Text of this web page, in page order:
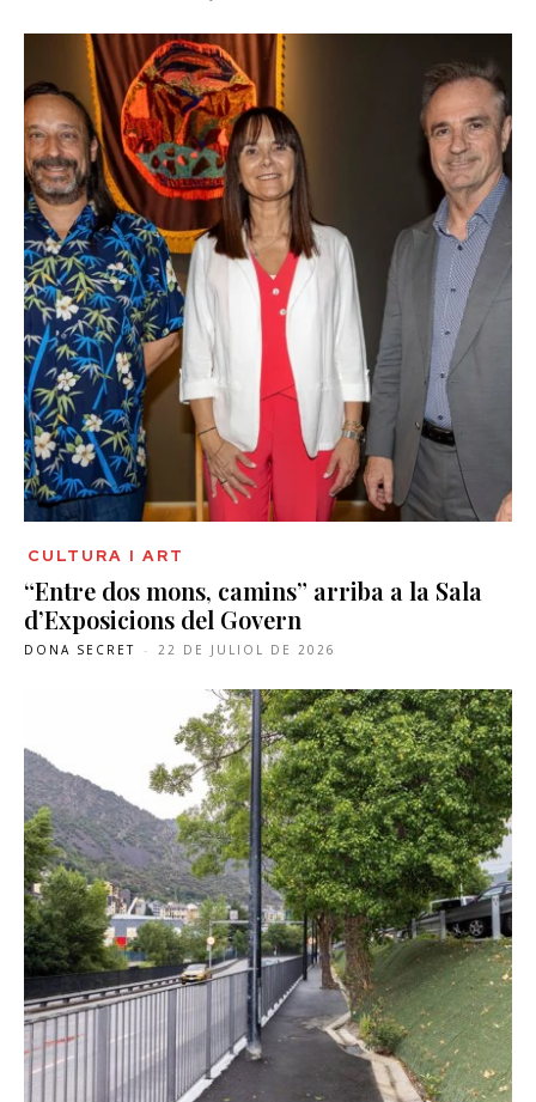
CULTURA I ART
“Entre dos mons, camins” arriba a la Sala
d’Exposicions del Govern
DONA SECRET - 22 DE JULIOL DE 2026